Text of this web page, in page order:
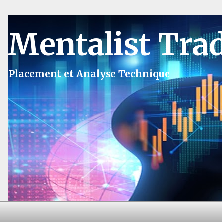
Mentalist
Placement et Analyse Technique